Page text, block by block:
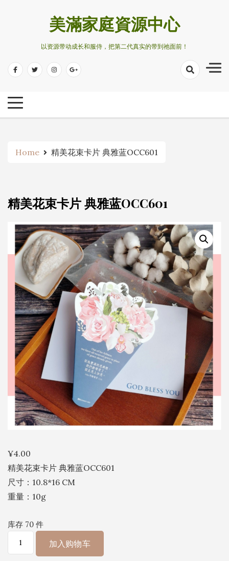
美滿家庭資源中心
以资源带动成长和服侍，把第二代真实的带到祂面前！
Home 精美花束卡片 典雅蓝OCC601
精美花束卡片 典雅蓝OCC601
No
Comments
¥4.00
精美花束卡片 典雅蓝OCC601
尺寸：10.8*16 CM
重量：10g
库存 70 件
美
加入购物车